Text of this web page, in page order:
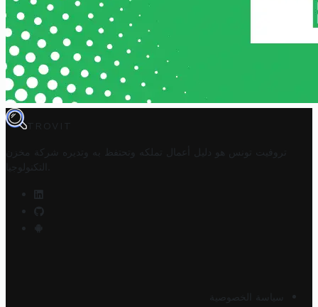
TROVIT
تروفيت تونس هو دليل أعمال تملكه وتحتفظ به وتديره
شركة مخزن
التكنولوجيا
سياسة الخصوصية